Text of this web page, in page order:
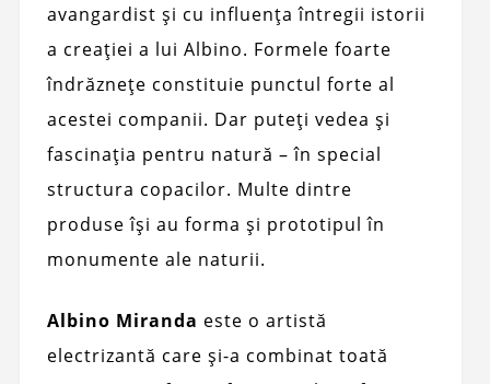
avangardist și cu influența întregii istorii
a creației a lui Albino. Formele foarte
îndrăznețe constituie punctul forte al
acestei companii. Dar puteți vedea și
fascinația pentru natură – în special
structura copacilor. Multe dintre
produse își au forma și prototipul în
monumente ale naturii.
Albino Miranda este o artistă
electrizantă care și-a combinat toată